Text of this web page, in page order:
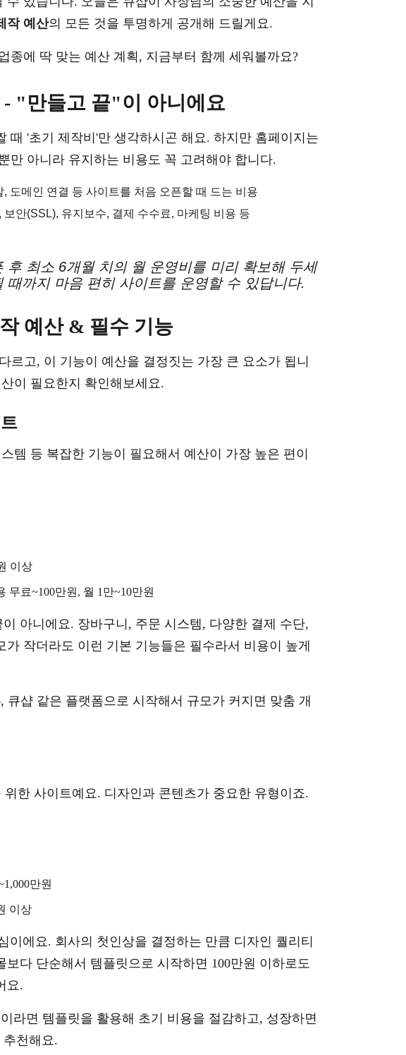
작 예산의 모든 것을 투명하게 공개해 드릴게요.
종에 딱 맞는 예산 계획, 지금부터 함께 세워볼까요?
- "만들고 끝"이 아니에요
때 '초기 제작비'만 생각하시곤 해요. 하지만 홈페이지는
만 아니라 유지하는 비용도 꼭 고려해야 합니다.
, 도메인 연결 등 사이트를 처음 오픈할 때 드는 비용
보안(SSL), 유지보수, 결제 수수료, 마케팅 비용 등
후 최소 6개월 치의 월 운영비를 미리 확보해 두세
때까지 마음 편히 사이트를 운영할 수 있답니다.
예산 & 필수 기능
르고, 이 기능이 예산을 결정짓는 가장 큰 요소가 됩니
이 필요한지 확인해보세요.
템 등 복잡한 기능이 필요해서 예산이 가장 높은 편이
이상
무료~100만원, 월 1만~10만원
아니에요. 장바구니, 주문 시스템, 다양한 결제 수단,
작더라도 이런 기본 기능들은 필수라서 비용이 높게
큐샵 같은 플랫폼으로 시작해서 규모가 커지면 맞춤 개
한 사이트예요. 디자인과 콘텐츠가 중요한 유형이죠.
만원
이상
이에요. 회사의 첫인상을 결정하는 만큼 디자인 퀄리티
다 단순해서 템플릿으로 시작하면 100만원 이하로도
요.
라면 템플릿을 활용해 초기 비용을 절감하고, 성장하면
천해요.